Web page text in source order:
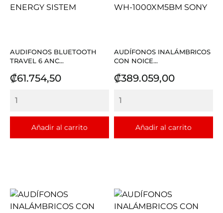
AUDIFONOS BLUETOOTH
TRAVEL 6 ANC...
Precio
₡61.754,50
Añadir al carrito
AUDÍFONOS INALÁMBRICOS
CON NOICE...
Precio
₡389.059,00
Añadir al carrito